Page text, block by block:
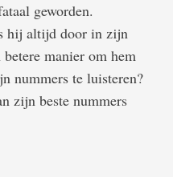
geworden.
hij altijd door in zijn
manier om hem
nummers te luisteren?
zijn beste nummers